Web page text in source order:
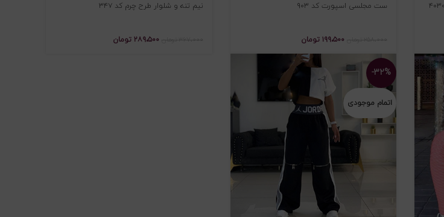
ست مجلسی اسپورت کد ۹۰۳
۱۹۹،۵۰۰ تومان
نیم تنه و شلوار طرح چرم کد ۳۴۷
۲۸۹،۵۰۰ تومان
-۳۲%
اتمام موجودی